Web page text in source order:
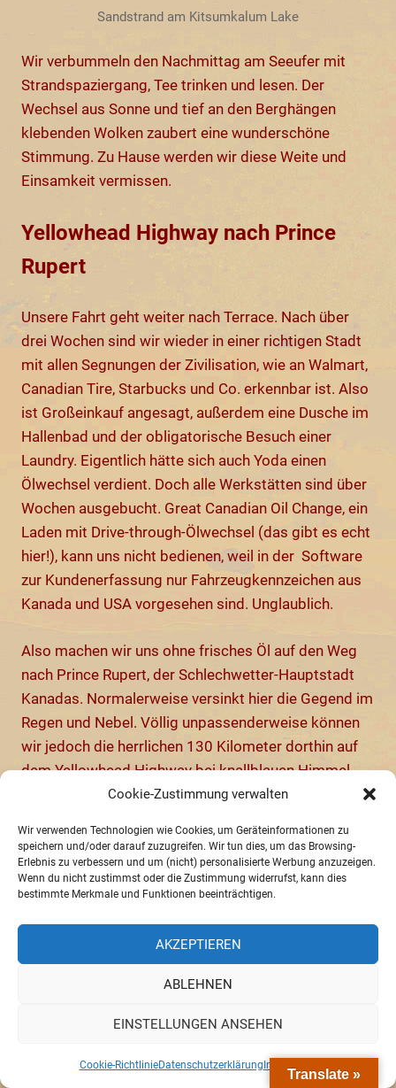
Cookie-Zustimmung verwalten
Wir verwenden Technologien wie Cookies, um Geräteinformationen zu
speichern und/oder darauf zuzugreifen. Wir tun dies, um das Browsing-
Erlebnis zu verbessern und um (nicht) personalisierte Werbung anzuzeigen.
Wenn du nicht zustimmst oder die Zustimmung widerrufst, kann dies
bestimmte Merkmale und Funktionen beeinträchtigen.
AKZEPTIEREN
ABLEHNEN
EINSTELLUNGEN ANSEHEN
Cookie-RichtlinieDatenschutzerklärung Impressum
Sandstrand am Kitsumkalum Lake
Wir verbummeln den Nachmittag am Seeufer mit
Strandspaziergang, Tee trinken und lesen. Der
Wechsel aus Sonne und tief an den Berghängen
klebenden Wolken zaubert eine wunderschöne
Stimmung. Zu Hause werden wir diese Weite und
Einsamkeit vermissen.
Yellowhead Highway nach Prince
Rupert
Unsere Fahrt geht weiter nach Terrace. Nach über
drei Wochen sind wir wieder in einer richtigen Stadt
mit allen Segnungen der Zivilisation, wie an Walmart,
Canadian Tire, Starbucks und Co. erkennbar ist. Also
ist Großeinkauf angesagt, außerdem eine Dusche im
Hallenbad und der obligatorische Besuch einer
Laundry. Eigentlich hätte sich auch Yoda einen
Ölwechsel verdient. Doch alle Werkstätten sind über
Wochen ausgebucht. Great Canadian Oil Change, ein
Laden mit Drive-through-Ölwechsel (das gibt es echt
hier!), kann uns nicht bedienen, weil in der Software
zur Kundenerfassung nur Fahrzeugkennzeichen aus
Kanada und USA vorgesehen sind. Unglaublich.
Also machen wir uns ohne frisches Öl auf den Weg
nach Prince Rupert, der Schlechwetter-Hauptstadt
Kanadas. Normalerweise versinkt hier die Gegend im
Regen und Nebel. Völlig unpassenderweise können
wir jedoch die herrlichen 130 Kilometer dorthin auf
dem Yellowhead Highway bei knallblauen Himmel
und 20 Grad genießen. Ein echter Sommertag und T-
Am Skeena River
River zum Meer. Hohe Berge säumen das
fjordähnliche Flusstal, neben der Straße verläuft die
Eisenbahnstrecke. Wir fühlen uns stark an den
Weinberge fehlen. Und natürlich, wie sollte es in
Translate »